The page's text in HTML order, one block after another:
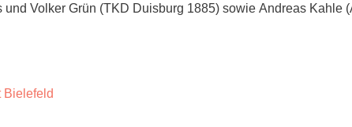
und Volker Grün (TKD Duisburg 1885) sowie Andreas Kahle
Bielefeld